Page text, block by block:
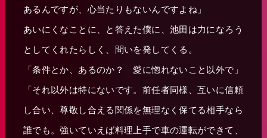
あるんですが、心当たりもないんですよね」
あいにくなことに、と答えた僕に、池田は力になろう
としてくれたらしく、問いを発してくる。
「条件とか、あるのか？ 愛に惚れないこと以外で」
「それ以外は特にないです。前任者同様、互いに信頼
し合い、尊敬し合える関係を無理なく保てる相手なら
誰でも。強いていえば料理上手で車の運転ができて、